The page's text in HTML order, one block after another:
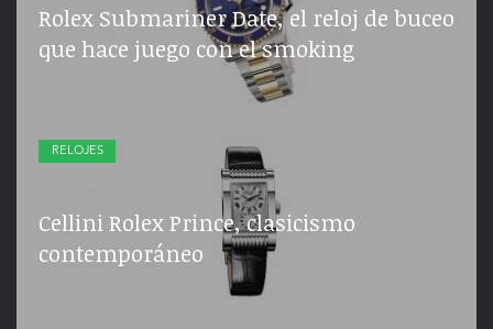
Rolex Submariner Date, el reloj de buceo
que hace juego con el smoking
RELOJES
Cellini Rolex Prince, clasicismo
contemporáneo